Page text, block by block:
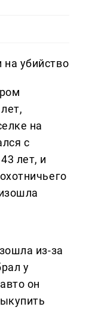
убийство
на
с
лет, и
из-за
у
он